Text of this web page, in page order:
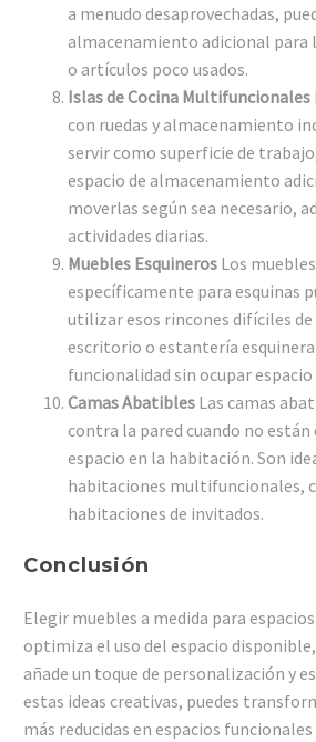
a menudo desaprovechadas,
almacenamiento adicional para
o artículos poco usados.
Islas de Cocina Multifuncionales
con ruedas y almacenamiento
servir como superficie de
espacio de almacenamiento
moverlas según sea necesario,
actividades diarias.
Muebles Esquineros Los
específicamente para esquinas
utilizar esos rincones difíciles de
escritorio o estantería
funcionalidad sin ocupar
Camas Abatibles Las camas
contra la pared cuando no están
espacio en la habitación. Son
habitaciones multifuncionales,
habitaciones de invitados.
Conclusión
Elegir muebles a medida para
optimiza el uso del espacio
añade un toque de personalización y
estas ideas creativas, puedes
más reducidas en espacios